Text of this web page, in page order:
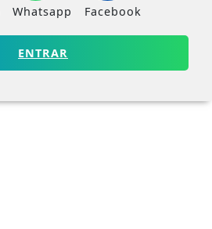
Whatsapp Facebook
ENTRAR